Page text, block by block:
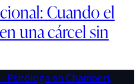
Cuando el
una cárcel sin